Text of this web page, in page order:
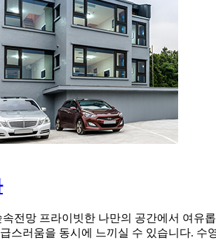
전망 프라이빗한 나만의 공간에서 여유
스러움을 동시에 느끼실 수 있습니다.